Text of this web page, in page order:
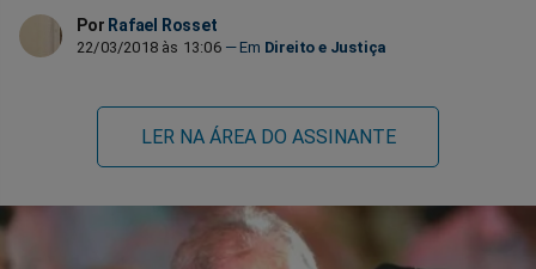
Por Rafael Rosset
22/03/2018 às 13:06 Direito e Justiça
LER NA ÁREA DO ASSINANTE